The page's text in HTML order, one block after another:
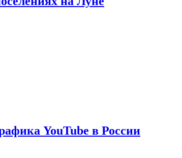
YouTube в России